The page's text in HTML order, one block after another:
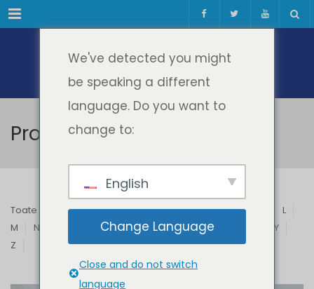
Meniul
Profesori & Invitați
Toate B C D E F G H I J
L
M
N Q R S T U V
Y
Z
We've detected you might
be speaking a different
language. Do you want to
change to:
English
Change Language
Close and do not switch
language